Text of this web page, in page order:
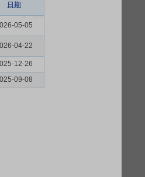
日期
05-05
04-22
12-26
09-08